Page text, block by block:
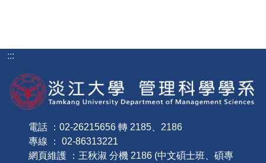
:::
電話 ：02-26215656 轉 2185、2186
專線 ： 02-86313221
網頁維護 ：王秋淑 分機 2186 (中文碩士班、碩專